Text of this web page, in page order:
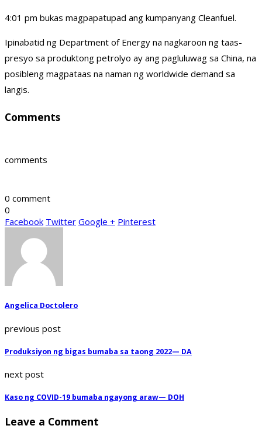
4:01 pm bukas magpapatupad ang kumpanyang Cleanfuel.
Ipinabatid ng Department of Energy na nagkaroon ng taas-
presyo sa produktong petrolyo ay ang pagluluwag sa China, na
posibleng magpataas na naman ng worldwide demand sa
langis.
Comments
comments
0 comment
0
Facebook Twitter Google + Pinterest
Angelica Doctolero
previous post
Produksiyon ng bigas bumaba sa taong 2022— DA
next post
Kaso ng COVID-19 bumaba ngayong araw— DOH
Leave a Comment